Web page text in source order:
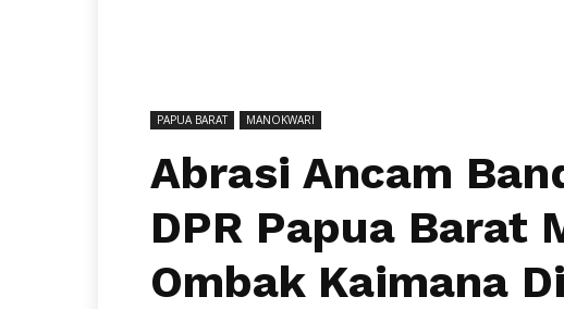
PAPUA BARAT MANOKWARI
Abrasi Ancam
DPR Papua Barat
Ombak Kaimana